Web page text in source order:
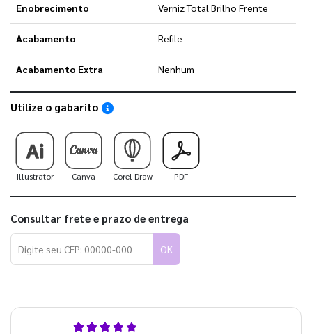
Enobrecimento Verniz Total Brilho Frente
Acabamento Refile
Acabamento Extra Nenhum
Utilize o gabarito Saiba como utilizar os nossos gabaritos
Illustrator Canva Corel Draw PDF
Consultar frete e prazo de entrega
OK